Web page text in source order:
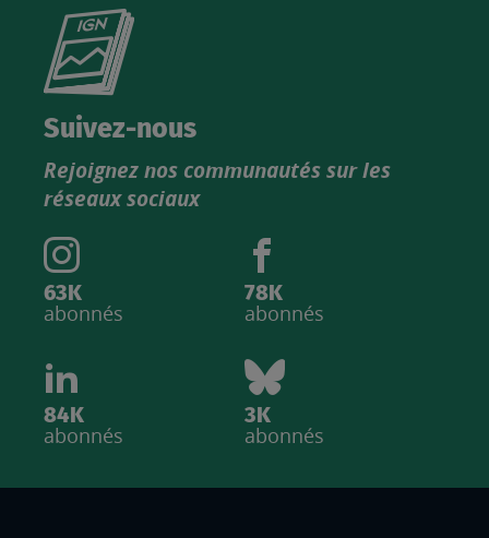
Consultez
catalogue
IGN
Suivez-nous
Rejoignez nos communautés sur les
réseaux sociaux
63K
abonnés
78K
abonnés
84K
abonnés
3K
abonnés